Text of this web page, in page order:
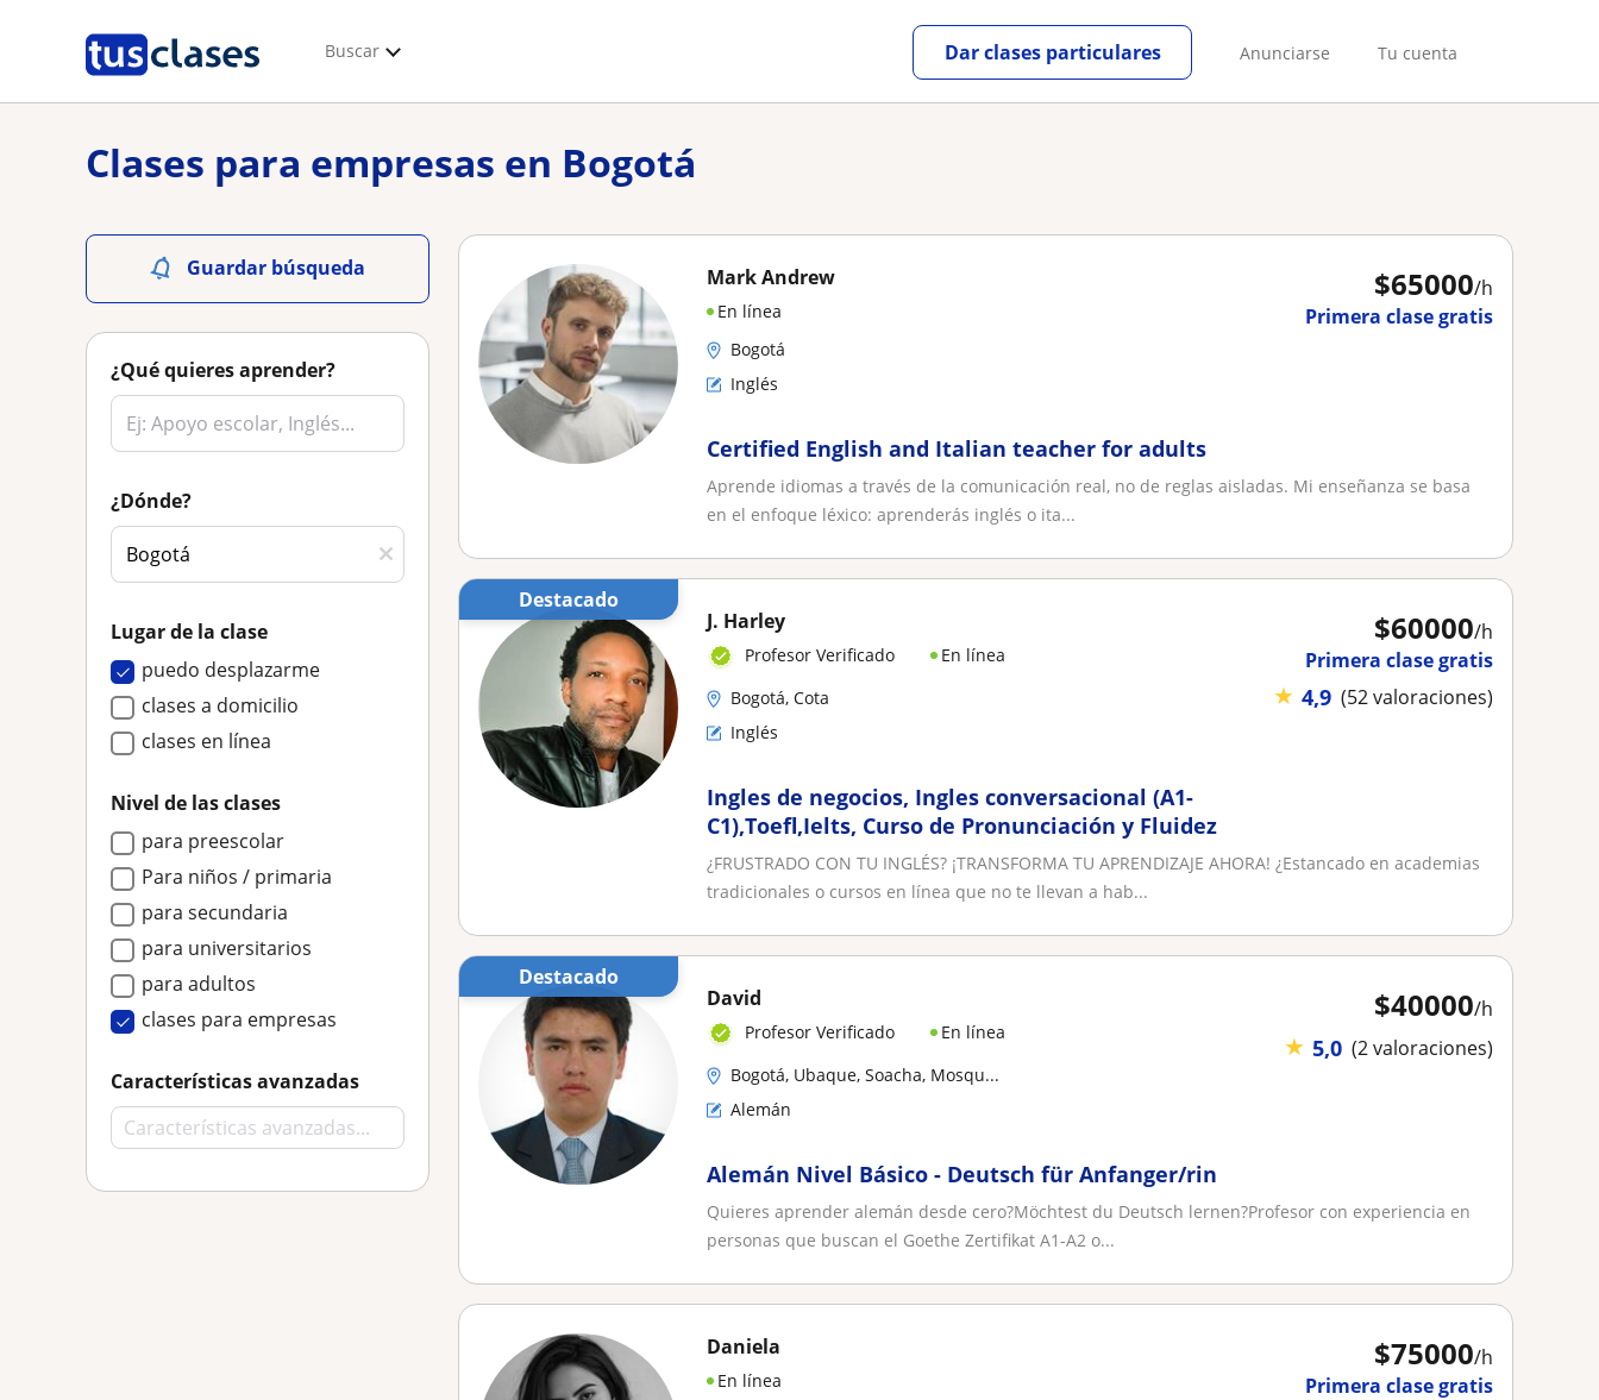
Buscar Anunciarse Tu cuenta
Dar clases particulares
Clases para empresas en Bogotá
Guardar búsqueda
¿Qué quieres aprender?
¿Dónde?
Lugar de la clase
puedo desplazarme
clases a domicilio
clases en línea
Nivel de las clases
para preescolar
Para niños / primaria
para secundaria
para universitarios
para adultos
clases para empresas
Características avanzadas
$65000/h
Primera clase gratis
Mark Andrew
En línea
Bogotá
Inglés
Certified English and Italian teacher for adults
Aprende idiomas a través de la comunicación real, no de reglas aisladas. Mi enseñanza se basa
en el enfoque léxico: aprenderás inglés o ita...
Destacado
$60000/h
Primera clase gratis
★ 4,9 (52 valoraciones)
J. Harley
Profesor Verificado
En línea
Bogotá, Cota
Inglés
Ingles de negocios, Ingles conversacional (A1-
C1),Toefl,Ielts, Curso de Pronunciación y Fluidez
¿FRUSTRADO CON TU INGLÉS? ¡TRANSFORMA TU APRENDIZAJE AHORA! ¿Estancado en academias
tradicionales o cursos en línea que no te llevan a hab...
Destacado
$40000/h
★ 5,0 (2 valoraciones)
David
Profesor Verificado
En línea
Bogotá, Ubaque, Soacha, Mosqu...
Alemán
Alemán Nivel Básico - Deutsch für Anfanger/rin
Quieres aprender alemán desde cero?Möchtest du Deutsch lernen?Profesor con experiencia en
personas que buscan el Goethe Zertifikat A1-A2 o...
$75000/h
Primera clase gratis
Daniela
En línea